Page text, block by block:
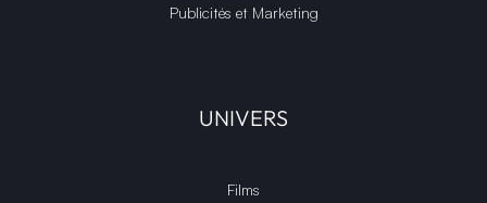
Publicités et Marketing
UNIVERS
Films